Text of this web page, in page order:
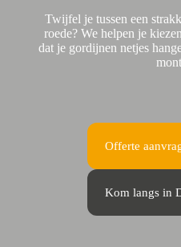
Twijfel je tussen een
roede? We helpen je
dat je gordijnen netjes
Offerte
Kom langs in